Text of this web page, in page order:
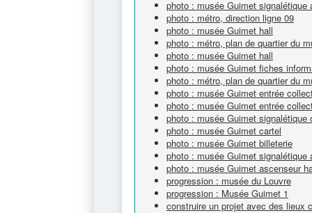
photo : musée Guimet signalétique
photo : métro, direction ligne 09
photo : musée Guimet hall
photo : métro, plan de quartier du
photo : musée Guimet hall
photo : musée Guimet fiches
photo : métro, plan de quartier du
photo : musée Guimet entrée
photo : musée Guimet entrée
photo : musée Guimet signalétique
photo : musée Guimet cartel
photo : musée Guimet billeterie
photo : musée Guimet signalétique
photo : musée Guimet ascenseur
progression : musée du Louvre
progression : Musée Guimet 1
construire un projet avec des lieux